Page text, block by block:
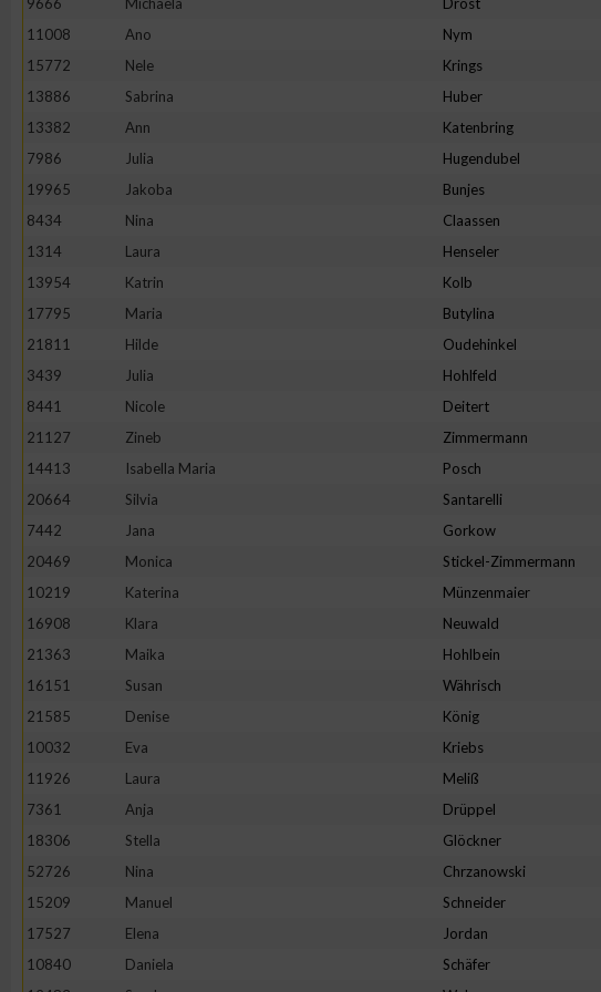
11008
Ano Nym
15772
Nele Krings
13886
Sabrina Huber
13382
Ann Katenbring
7986
Julia Hugendubel
19965
Jakoba Bunjes
8434
Nina Claassen
1314
Laura Henseler
13954
Katrin Kolb
17795
Maria Butylina
21811
Hilde Oudehinkel
3439
Julia Hohlfeld
8441
Nicole Deitert
21127
Zineb Zimmermann
14413
Isabella Maria Posch
20664
Silvia Santarelli
7442
Jana Gorkow
20469
Monica Stickel-Zimmermann
10219
Katerina Münzenmaier
16908
Klara Neuwald
21363
Maika Hohlbein
16151
Susan Währisch
21585
Denise König
10032
Eva Kriebs
11926
Laura Meliß
7361
Anja Drüppel
18306
Stella Glöckner
52726
Nina Chrzanowski
15209
Manuel Schneider
17527
Elena Jordan
10840
Daniela Schäfer
Erstellung von Profilen zur Personalisierung von Inhalten
Messung der Werbeleistung
Messung der Performance von Inhalten
Analyse von Zielgruppen durch Statistiken oder Kombinationen von Daten aus
Entwicklung und Verbesserung der Angebote
IAB-Besonderheiten:
Geräte anhand von aktiv angeforderten Informationen identifizieren
Nicht-IAB-Verarbeitungszwecke:
Notwendig
Performance
Funktional